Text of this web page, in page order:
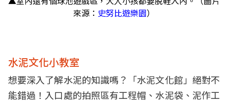
來源： 史努比遊樂園）
水泥文化小教室
想要深入了解水泥的知識嗎？「水泥文化館」絕對不
能錯過！入口處的拍照區有工程帽、水泥袋、泥作工